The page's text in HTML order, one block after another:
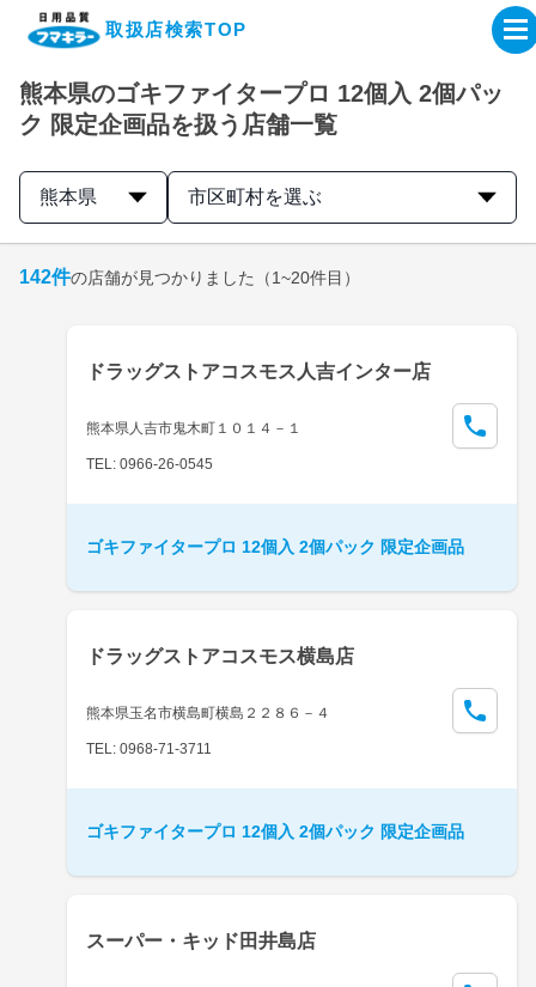
取扱店検索TOP
企業・IR情報サイト
製品情報サイト
取扱店検索はこちら
熊本県のゴキファイタープロ 12個入 2個パッ
ク 限定企画品を扱う店舗一覧
熊本県 市区町村を選ぶ
142件の店舗が見つかりました （1~20件目）
ドラッグストアコスモス人吉インター店
熊本県人吉市鬼木町１０１４－１
TEL: 0966-26-0545
ゴキファイタープロ 12個入 2個パック 限定企画品
ドラッグストアコスモス横島店
熊本県玉名市横島町横島２２８６－４
TEL: 0968-71-3711
ゴキファイタープロ 12個入 2個パック 限定企画品
スーパー・キッド田井島店